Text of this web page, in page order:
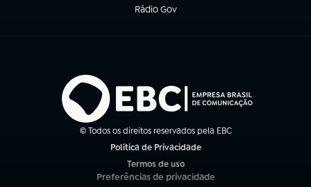
Rádio Gov
(abre em nova aba)
© Todos os direitos reservados pela EBC
Política de Privacidade
Termos de uso
(abre em nova aba)
Preferências de privacidade